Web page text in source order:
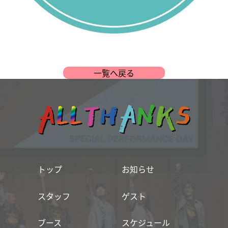
一覧へ戻る
トップ お知らせ
スタッフ ゲスト
ブース スケジュール